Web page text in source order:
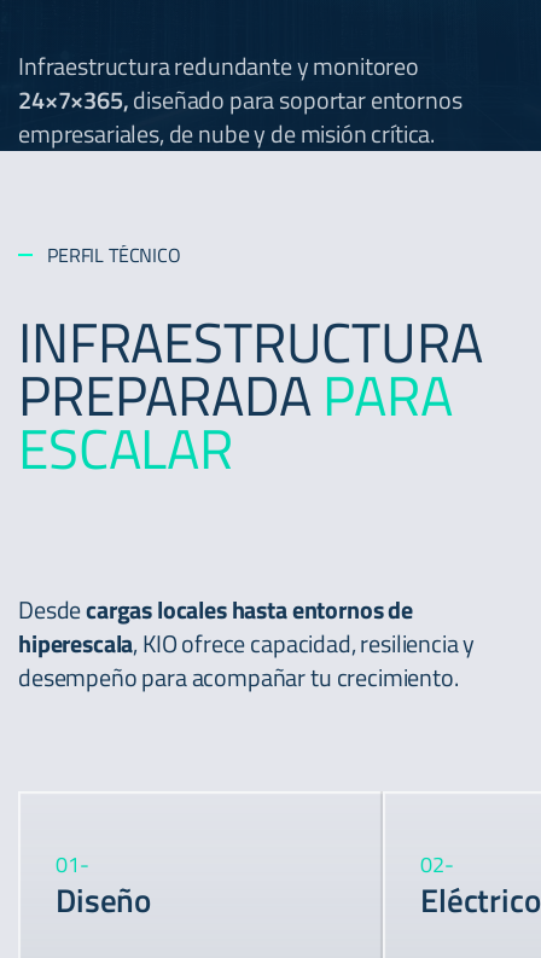
Infraestructura redundante y monitoreo
24×7×365,diseñado para soportar entornos
empresariales, de nube y de misión crítica.
PERFIL TÉCNICO
INFRAESTRUCTURA
PREPARADAPARA
ESCALAR
Desdecargas locales hasta entornos de
hiperescala, KIO ofrece capacidad, resiliencia y
desempeño para acompañar tu crecimiento.
01-
Diseño
02-
Eléctrico